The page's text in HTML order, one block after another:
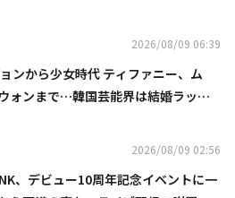
2026/08/09 06:39
ンから少女時代 ティファニー、ム
ォンまで…韓国芸能界は結婚ラッシ
2026/08/09 02:56
、デビュー10周年記念イベントに一